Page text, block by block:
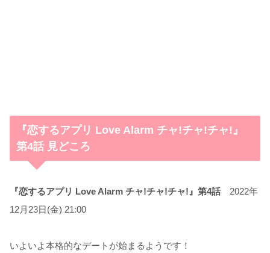
『恋するアプリ Love Alarm チャ!チャ!チャ!』
第4話 見どころ
『恋するアプリ Love Alarm チャ!チャ!チャ!』第4話2022年
12月23日(金) 21:00
いよいよ本格的なデートが始まるようです！